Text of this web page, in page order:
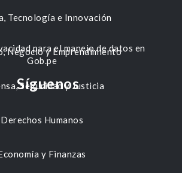
Tecnología e Innovación
Negocio y Emprendimiento
Seguridad y Justicia
Derechos Humanos
y Finanzas
para el manejo de datos en
Gob.pe
Síguenos